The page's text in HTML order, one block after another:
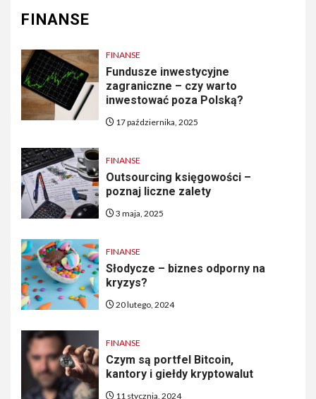
FINANSE
FINANSE
Fundusze inwestycyjne
zagraniczne – czy warto
inwestować poza Polską?
17 października, 2025
FINANSE
Outsourcing księgowości –
poznaj liczne zalety
3 maja, 2025
FINANSE
Słodycze – biznes odporny na
kryzys?
20 lutego, 2024
FINANSE
Czym są portfel Bitcoin,
kantory i giełdy kryptowalut
11 stycznia, 2024